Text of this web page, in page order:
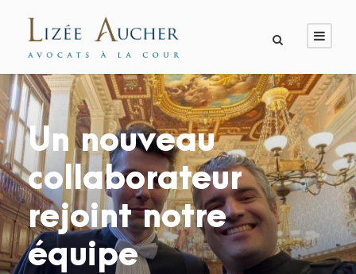
Un nouveau
collaborateur
rejoint notre
équipe